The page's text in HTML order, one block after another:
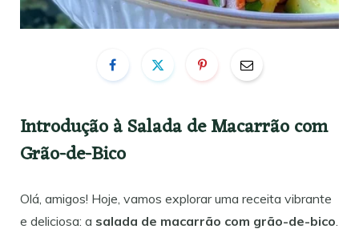
Introdução à Salada de Macarrão com
Grão-de-Bico
Olá, amigos! Hoje, vamos explorar uma receita vibrante
e deliciosa: a salada de macarrão com grão-de-bico.